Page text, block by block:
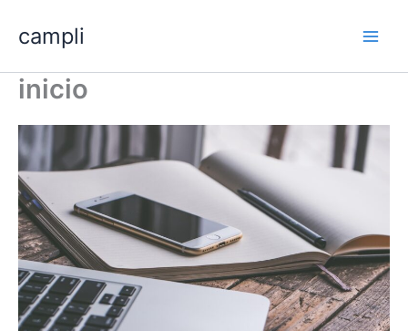
campli
inicio